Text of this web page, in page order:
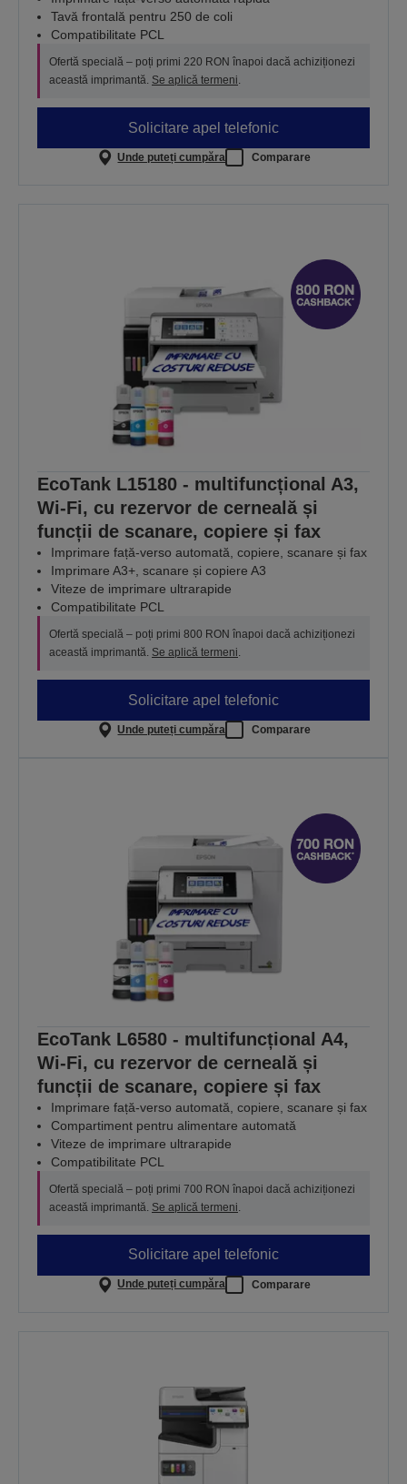
Tavă frontală pentru 250 de coli
Compatibilitate PCL
Ofertă specială – poți primi 220 RON înapoi dacă achiziționezi
această imprimantă. Se aplică termeni.
Solicitare apel telefonic
Unde puteți cumpăra Comparare
EcoTank L15180 - multifuncțional A3,
Wi-Fi, cu rezervor de cerneală și
funcții de scanare, copiere și fax
Imprimare față-verso automată, copiere, scanare și fax
Imprimare A3+, scanare și copiere A3
Viteze de imprimare ultrarapide
Compatibilitate PCL
Ofertă specială – poți primi 800 RON înapoi dacă achiziționezi
această imprimantă. Se aplică termeni.
Solicitare apel telefonic
Unde puteți cumpăra Comparare
EcoTank L6580 - multifuncțional A4,
Wi-Fi, cu rezervor de cerneală și
funcții de scanare, copiere și fax
Imprimare față-verso automată, copiere, scanare și fax
Compartiment pentru alimentare automată
Viteze de imprimare ultrarapide
Compatibilitate PCL
Ofertă specială – poți primi 700 RON înapoi dacă achiziționezi
această imprimantă. Se aplică termeni
Solicitare apel telefonic
Unde puteți cumpăra Comparare